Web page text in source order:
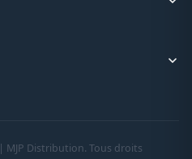
| MJP Distribution. Tous droits